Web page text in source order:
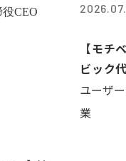
【モチ
ビック
ユーザ
業